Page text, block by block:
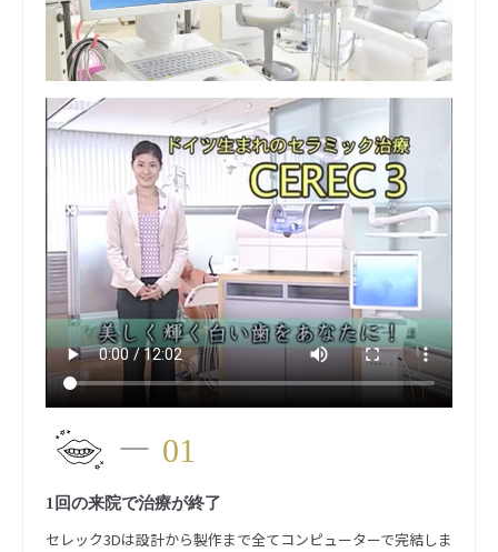
01
1回の来院で治療が終了
セレック3Dは設計から製作まで全てコンピューターで完結しま